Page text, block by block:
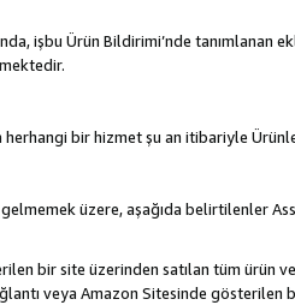
işbu Ürün Bildirimi’nde
herhangi bir hizmet şu an itibariyle
üzere, aşağıda belirtilenler
bir site üzerinden satılan tüm ürün
veya Amazon Sitesinde gösterilen